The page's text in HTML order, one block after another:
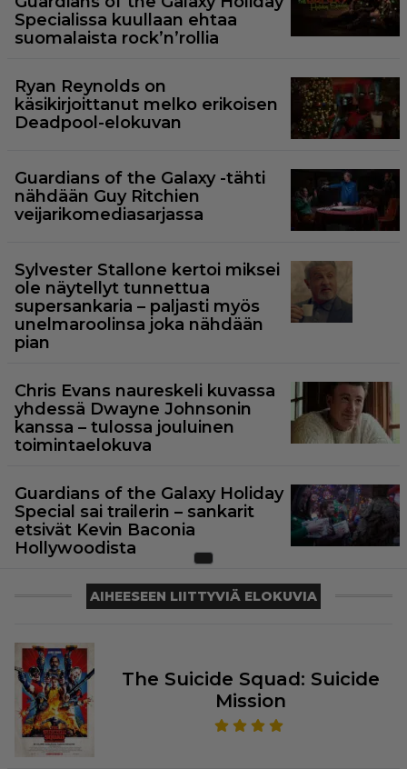
Specialissa kuullaan ehtaa
suomalaista rock’n’rollia
Ryan Reynolds on
käsikirjoittanut melko erikoisen
Deadpool-elokuvan
Guardians of the Galaxy -tähti
nähdään Guy Ritchien
veijarikomediasarjassa
Sylvester Stallone kertoi miksei
ole näytellyt tunnettua
supersankaria – paljasti myös
unelmaroolinsa joka nähdään
pian
Chris Evans naureskeli kuvassa
yhdessä Dwayne Johnsonin
kanssa – tulossa jouluinen
toimintaelokuva
Guardians of the Galaxy Holiday
Special sai trailerin – sankarit
etsivät Kevin Baconia
Hollywoodista
AIHEESEEN LIITTYVIÄ ELOKUVIA
The Suicide Squad: Suicide
Mission